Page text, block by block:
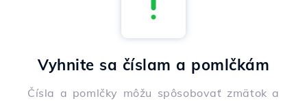
Vyhnite sa číslam a pomlčkám
Čísla a pomlčky môžu spôsobovať zmätok a